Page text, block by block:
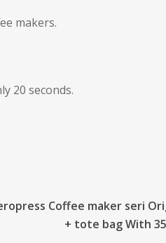
makers.
20 seconds.
Coffee maker seri
+ tote bag With